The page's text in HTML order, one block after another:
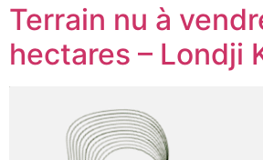
Terrain nu à
hectares – Londji